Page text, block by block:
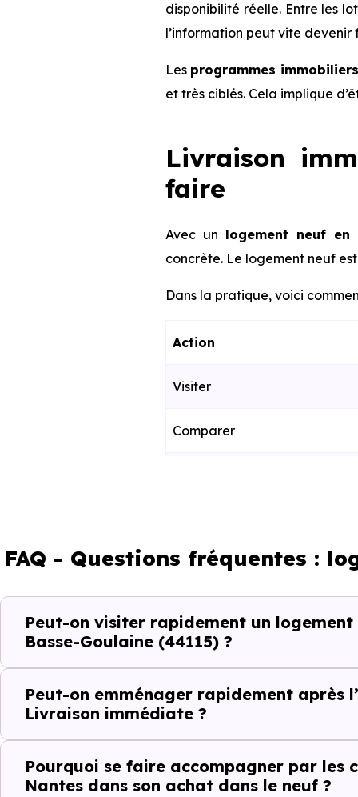
disponibilité réelle. Entre les
l’information peut vite devenir
Les programmes
et très ciblés. Cela implique
Livraison
faire
Avec un logement neuf en
concrète. Le logement neuf
Dans la pratique, voici
Action
Visiter
Comparer
Emménager
Ce fonctionnement est
toute projection théorique.
Éviter les
Dans un projet rapide,
AvecImmobilier Neuf Nantes,
FAQ - Questions fréquentes :
Peut-on visiter rapidement un
Basse-Goulaine (44115) ?
Peut-on emménager rapidement après
Livraison immédiate ?
Pourquoi se faire accompagner par les
Nantes dans son achat dans le neuf ?